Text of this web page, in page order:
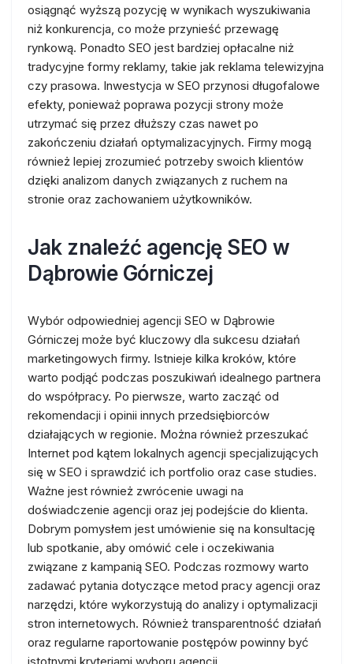
osiągnąć wyższą pozycję w wynikach wyszukiwania
niż konkurencja, co może przynieść przewagę
rynkową. Ponadto SEO jest bardziej opłacalne niż
tradycyjne formy reklamy, takie jak reklama telewizyjna
czy prasowa. Inwestycja w SEO przynosi długofalowe
efekty, ponieważ poprawa pozycji strony może
utrzymać się przez dłuższy czas nawet po
zakończeniu działań optymalizacyjnych. Firmy mogą
również lepiej zrozumieć potrzeby swoich klientów
dzięki analizom danych związanych z ruchem na
stronie oraz zachowaniem użytkowników.
Jak znaleźć agencję SEO w
Dąbrowie Górniczej
Wybór odpowiedniej agencji SEO w Dąbrowie
Górniczej może być kluczowy dla sukcesu działań
marketingowych firmy. Istnieje kilka kroków, które
warto podjąć podczas poszukiwań idealnego partnera
do współpracy. Po pierwsze, warto zacząć od
rekomendacji i opinii innych przedsiębiorców
działających w regionie. Można również przeszukać
Internet pod kątem lokalnych agencji specjalizujących
się w SEO i sprawdzić ich portfolio oraz case studies.
Ważne jest również zwrócenie uwagi na
doświadczenie agencji oraz jej podejście do klienta.
Dobrym pomysłem jest umówienie się na konsultację
lub spotkanie, aby omówić cele i oczekiwania
związane z kampanią SEO. Podczas rozmowy warto
zadawać pytania dotyczące metod pracy agencji oraz
narzędzi, które wykorzystują do analizy i optymalizacji
stron internetowych. Również transparentność działań
oraz regularne raportowanie postępów powinny być